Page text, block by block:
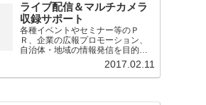
ライブ配信＆マルチカメラ
収録サポート
各種イベントやセミナー等のＰ
Ｒ、企業の広報プロモーション、
自治体・地域の情報発信を目的と
したライブ配信・中継の業務を担
当。映像音声の技術的なサポート
のほか、構成企画も対応。
2017.02.11